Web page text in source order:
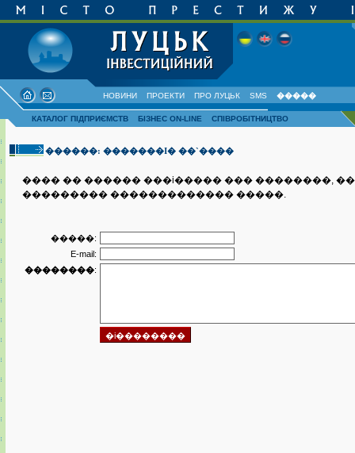
НОВИНИ ПРОЕКТИ ПРО ЛУЦЬК SMS �����
КАТАЛОГ ПІДПРИЄМСТВ БІЗНЕС ON-LINE СПІВРОБІТНИЦТВО
������: �������I� ��`����
���� �� ������ ���i����� ��� ��������,
��������� ������������� �����.
�����:
E-mail:
��������: